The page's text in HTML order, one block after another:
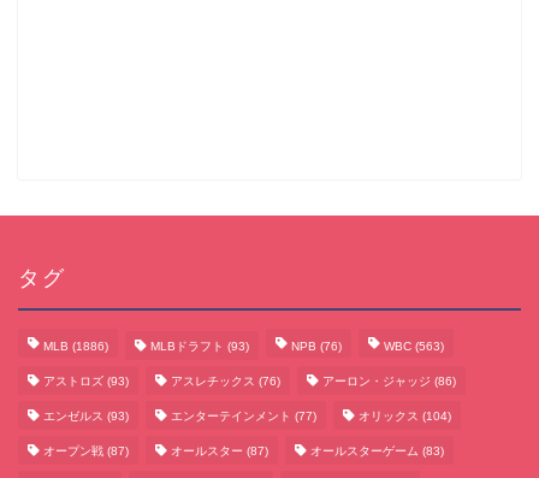
タグ
MLB (1886) MLBドラフト (93) NPB (76) WBC (563)
アストロズ (93) アスレチックス (76) アーロン・ジャッジ (86)
エンゼルス (93) エンターテインメント (77) オリックス (104)
オープン戦 (87) オールスター (87) オールスターゲーム (83)